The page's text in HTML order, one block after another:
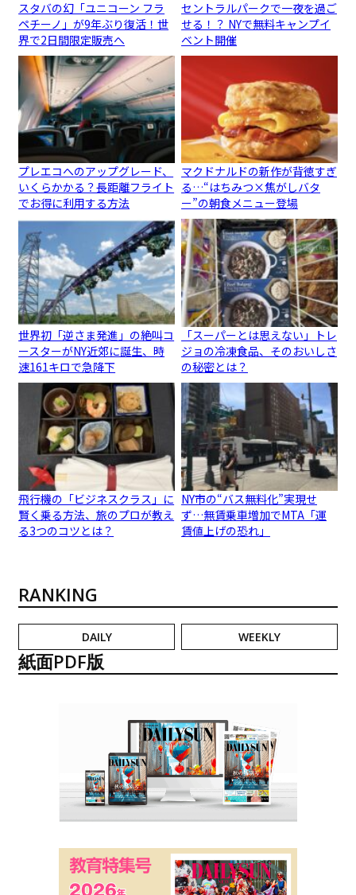
スタバの幻「ユニコーン フラ
ペチーノ」が9年ぶり復活！世
界で2日間限定販売へ
セントラルパークで一夜を過ご
せる！？ NYで無料キャンプイ
ベント開催
プレエコへのアップグレード、
いくらかかる？長距離フライト
でお得に利用する方法
マクドナルドの新作が背徳すぎ
る…“はちみつ×焦がしバタ
ー”の朝食メニュー登場
世界初「逆さま発進」の絶叫コ
ースターがNY近郊に誕生、時
速161キロで急降下
「スーパーとは思えない」トレ
ジョの冷凍食品、そのおいしさ
の秘密とは？
飛行機の「ビジネスクラス」に
賢く乗る方法、旅のプロが教え
る3つのコツとは？
NY市の“バス無料化”実現せ
ず…無賃乗車増加でMTA「運
賃値上げの恐れ」
RANKING
DAILY WEEKLY
紙面PDF版